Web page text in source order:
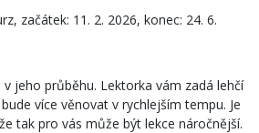
začátek: 11. 2. 2026, konec: 24. 6.
jeho průběhu. Lektorka vám zadá lehčí
více věnovat v rychlejším tempu. Je
tak pro vás může být lekce náročnější.